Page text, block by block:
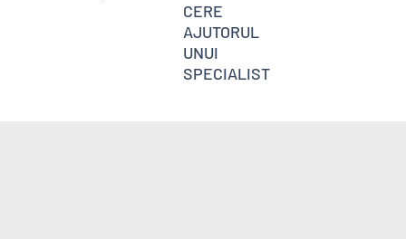
CERE
AJUTORUL
UNUI
SPECIALIST